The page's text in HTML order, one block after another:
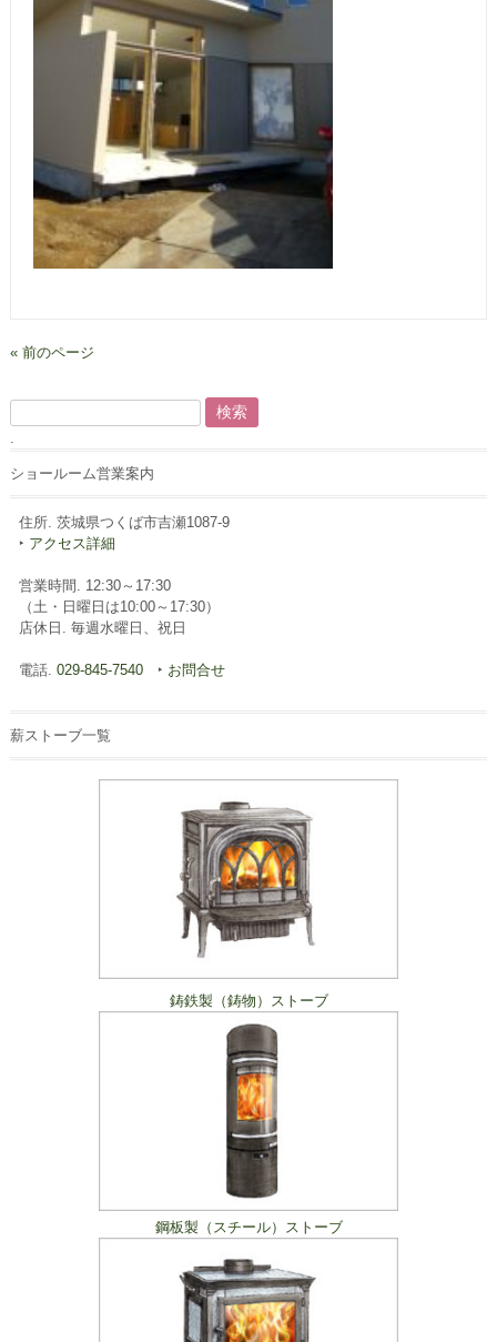
« 前のページ
検
索:
.
ショールーム営業案内
住所. 茨城県つくば市吉瀬1087-9
‣ アクセス詳細
営業時間. 12:30～17:30
（土・日曜日は10:00～17:30）
店休日. 毎週水曜日、祝日
電話. 029-845-7540‣ お問合せ
薪ストーブ一覧
鋳鉄製（鋳物）ストーブ
鋼板製（スチール）ストーブ